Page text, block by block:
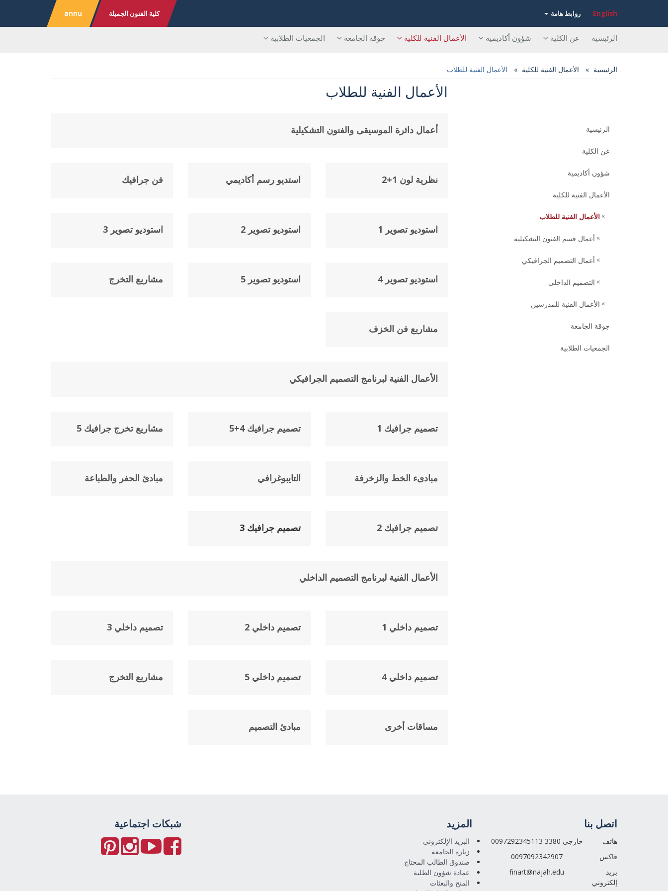
English روابط هامة كلية الفنون الجميلة annu
الرئيسية عن الكلية شؤون أكاديمية الأعمال الفنية للكلية جوقة الجامعة الجمعيات الطلابية
الرئيسية الأعمال الفنية للكلية الأعمال الفنية للطلاب
الأعمال الفنية للطلاب
أعمال دائرة الموسيقى والفنون التشكيلية
نظرية لون 1+2 استديو رسم أكاديمي فن جرافيك
استوديو تصوير 1 استوديو تصوير 2 استوديو تصوير 3
استوديو تصوير 4 استوديو تصوير 5 مشاريع التخرج
مشاريع فن الخزف
الأعمال الفنية لبرنامج التصميم الجرافيكي
تصميم جرافيك 1 تصميم جرافيك 4+5 مشاريع تخرج جرافيك 5
مبادىء الخط والزخرفة التايبوغرافي مبادئ الحفر والطباعة
تصميم جرافيك 2 تصميم جرافيك 3
الأعمال الفنية لبرنامج التصميم الداخلي
تصميم داخلي 1 تصميم داخلي 2 تصميم داخلي 3
تصميم داخلي 4 تصميم داخلي 5 مشاريع التخرج
مساقات أخرى مبادئ التصميم
الرئيسية
عن الكلية
شؤون أكاديمية
الأعمال الفنية للكلية
الأعمال الفنية للطلاب
أعمال قسم الفنون التشكيلية
أعمال التصميم الجرافيكي
التصميم الداخلي
الأعمال الفنية للمدرسين
جوقة الجامعة
الجمعيات الطلابية
اتصل بنا
هاتف
0097292345113 خارجي 3380
فاكس
0097092342907
بريد
إلكتروني
finart@najah.edu
المزيد
البريد الإلكتروني
زيارة الجامعة
صندوق الطالب المحتاج
عمادة شؤون الطلبة
المنح والبعثات
شبكات اجتماعية